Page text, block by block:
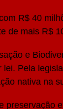
R$ 40
de mais R$
e
Pela
nativa na
preservação